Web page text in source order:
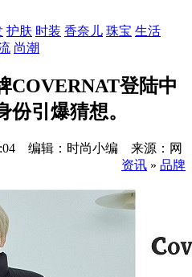
护肤 时装 香奈儿 珠宝 生活
尚潮
COVERNAT登陆中
份引爆猜想。
编辑：时尚小编 来源：网
资讯 » 品牌